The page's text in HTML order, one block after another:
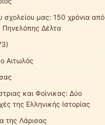
σχολείου μας: 150 χρόνια από
Πηνελόπης Δέλτα
Αιτωλός
και Φοίνικας: Δύο
της Ελληνικής Ιστορίας
της Λάρισας